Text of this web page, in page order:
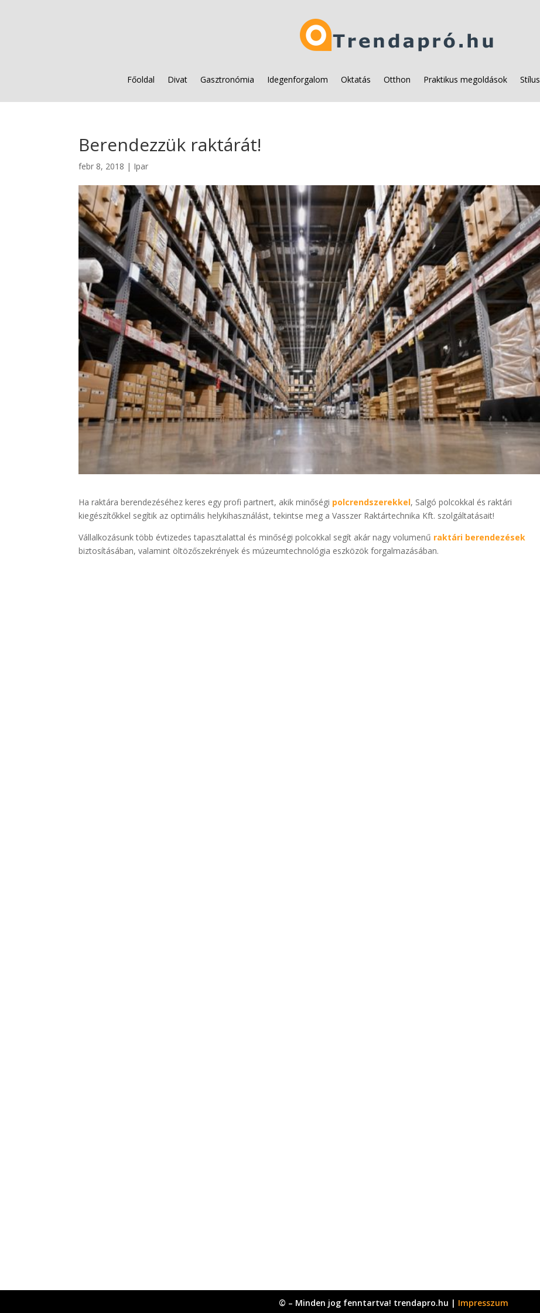
Főoldal Divat Gasztronómia Idegenforgalom Oktatás Otthon Praktikus megoldások Stílus
Berendezzük raktárát!
febr 8, 2018 | Ipar
Ha raktára berendezéséhez keres egy profi partnert, akik minőségi polcrendszerekkel, Salgó polcokkal és raktári
kiegészítőkkel segítik az optimális helykihasználást, tekintse meg a Vasszer Raktártechnika Kft. szolgáltatásait!
Vállalkozásunk több évtizedes tapasztalattal és minőségi polcokkal segít akár nagy volumenű raktári berendezések
biztosításában, valamint öltözőszekrények és múzeumtechnológia eszközök forgalmazásában.
© – Minden jog fenntartva! trendapro.hu | Impresszum